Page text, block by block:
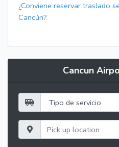
¿Conviene reservar traslado
Cancún?
Cancun